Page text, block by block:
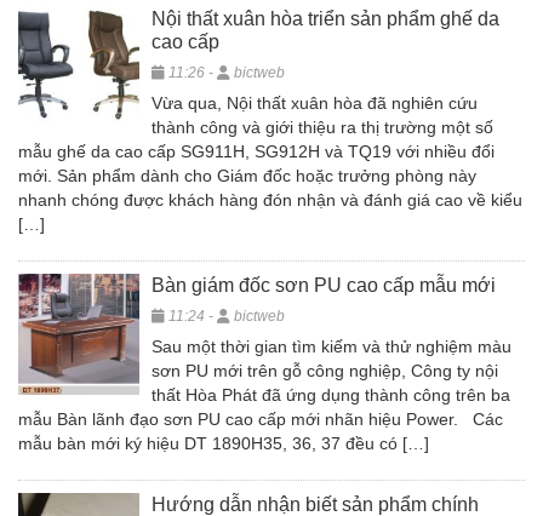
Nội thất xuân hòa triển sản phẩm ghế da
cao cấp
11:26 - bictweb
Vừa qua, Nội thất xuân hòa đã nghiên cứu
thành công và giới thiệu ra thị trường một số
mẫu ghế da cao cấp SG911H, SG912H và TQ19 với nhiều đổi
mới. Sản phẩm dành cho Giám đốc hoặc trưởng phòng này
nhanh chóng được khách hàng đón nhận và đánh giá cao về kiểu
[…]
Bàn giám đốc sơn PU cao cấp mẫu mới
11:24 - bictweb
Sau một thời gian tìm kiếm và thử nghiệm màu
sơn PU mới trên gỗ công nghiệp, Công ty nội
thất Hòa Phát đã ứng dụng thành công trên ba
mẫu Bàn lãnh đạo sơn PU cao cấp mới nhãn hiệu Power. Các
mẫu bàn mới ký hiệu DT 1890H35, 36, 37 đều có […]
Hướng dẫn nhận biết sản phẩm chính